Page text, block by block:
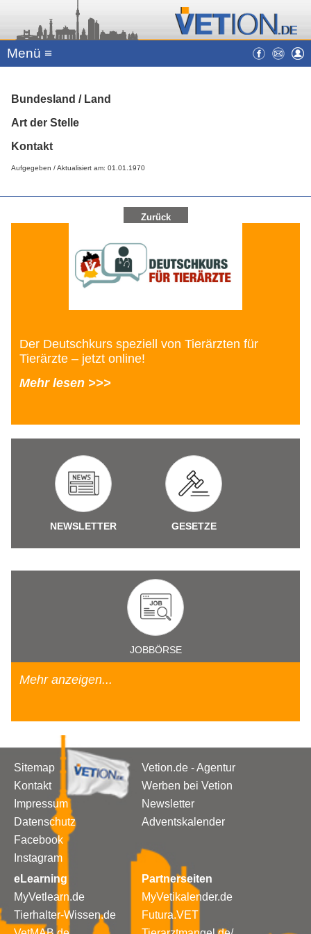
Menü ≡
Bundesland / Land
Art der Stelle
Kontakt
Aufgegeben / Aktualisiert am: 01.01.1970
Zurück
Der Deutschkurs speziell von Tierärzten für
Tierärzte – jetzt online!
Mehr lesen >>>
NEWSLETTER GESETZE
JOBBÖRSE
Mehr anzeigen...
Sitemap
Kontakt
Impressum
Datenschutz
Facebook
Instagram
Vetion.de - Agentur
Werben bei Vetion
Newsletter
Adventskalender
eLearning
MyVetlearn.de
Tierhalter-Wissen.de
Partnerseiten
MyVetikalender.de
Futura.VET